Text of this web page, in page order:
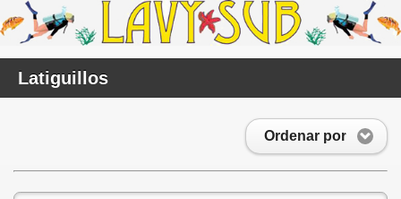
Latiguillos
Ordenar por